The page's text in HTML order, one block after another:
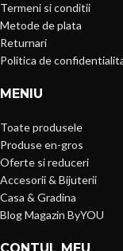
Termeni si conditii
Metode de plata
Returnari
Politica de
MENIU
Toate produsele
Produse en-gros
Oferte si reduceri
Accesorii & Bijuterii
Casa & Gradina
Blog Magazin ByYOU